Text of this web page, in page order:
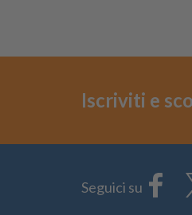
Iscriviti e
Seguici su